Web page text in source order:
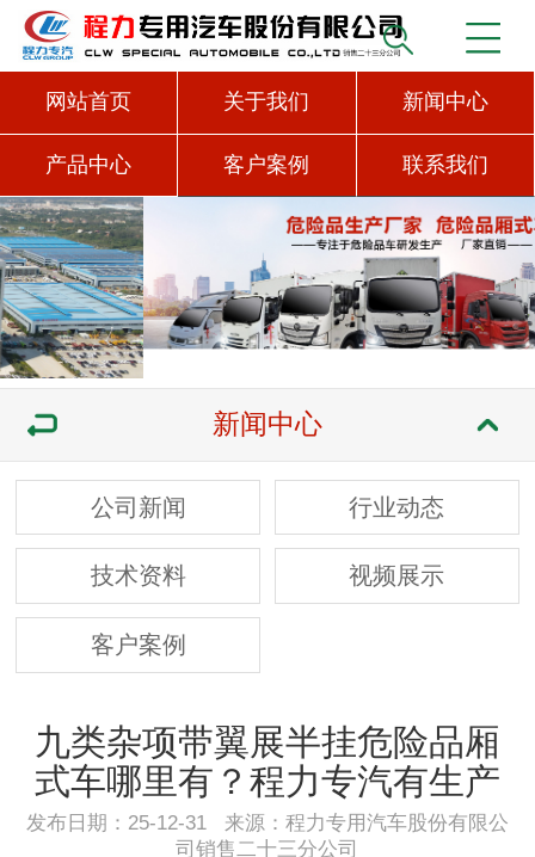
网站首页 关于我们 新闻中心
产品中心 客户案例 联系我们
新闻中心
公司新闻 行业动态
技术资料 视频展示
客户案例
九类杂项带翼展半挂危险品厢
式车哪里有？程力专汽有生产
发布日期：25-12-31 来源：程力专用汽车股份有限公
司销售二十三分公司